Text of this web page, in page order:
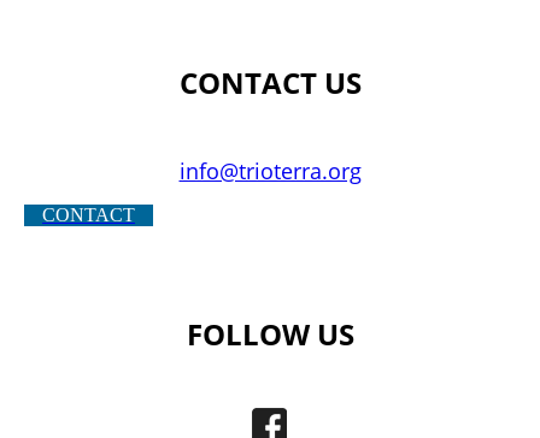
CONTACT US
info@trioterra.org
CONTACT
FOLLOW US